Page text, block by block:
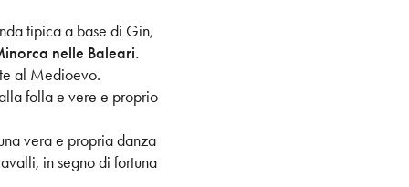
tipica a base di Gin,
nelle Baleari.
al Medioevo.
folla e vere e proprio
vera e propria danza
in segno di fortuna